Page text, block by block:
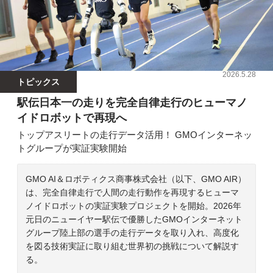
トピックス
2026.5.28
駅伝日本一の走りを完全自律走行のヒューマノ
イドロボットで再現へ
トップアスリートの走行データ活用！ GMOインターネッ
トグループが実証実験開始
GMO AI＆ロボティクス商事株式会社（以下、GMO AIR）
は、完全自律走行で人間の走行動作を再現するヒューマ
ノイドロボットの実証実験プロジェクトを開始。2026年
元日のニューイヤー駅伝で優勝したGMOインターネット
グループ陸上部の選手の走行データを取り入れ、高度化
を図る技術実証に取り組む世界初の挑戦について解説す
る。